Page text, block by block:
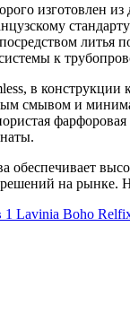
изготовлен
к
в
смывом и
на рынке.
Lavinia Boho